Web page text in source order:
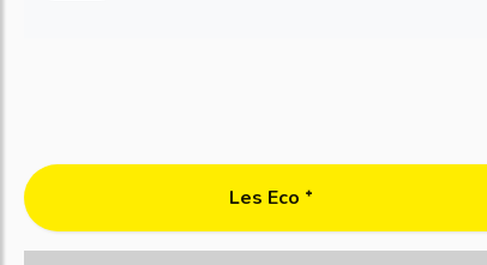
Les Eco ᐩ